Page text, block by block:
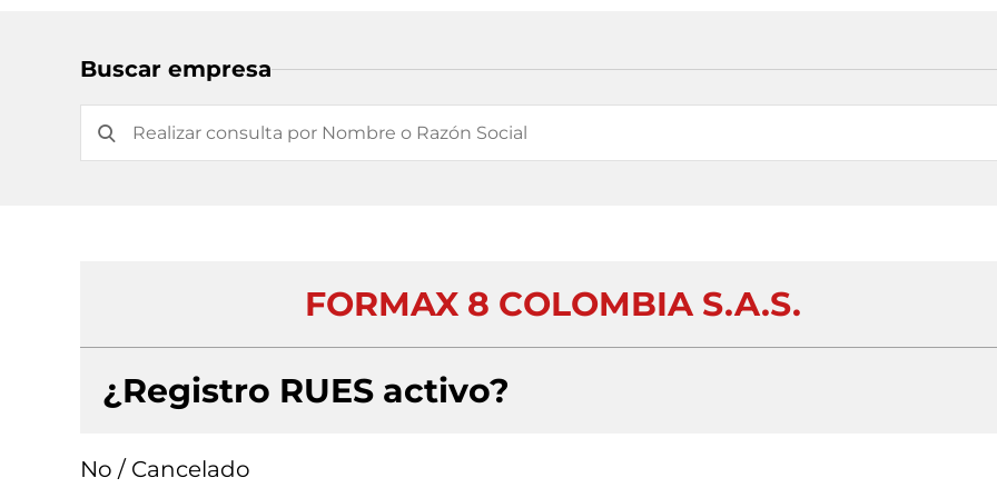
Buscar empresa
FORMAX 8 COLOMBIA S.A.S.
¿Registro RUES activo?
No / Cancelado